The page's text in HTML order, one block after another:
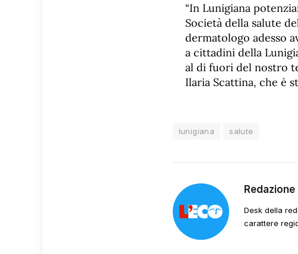
“In Lunigiana
Società della salute
dermatologo adesso
a cittadini della
al di fuori del nostro
Ilaria Scattina, che è
lunigiana salute
Redazione
Desk della
carattere